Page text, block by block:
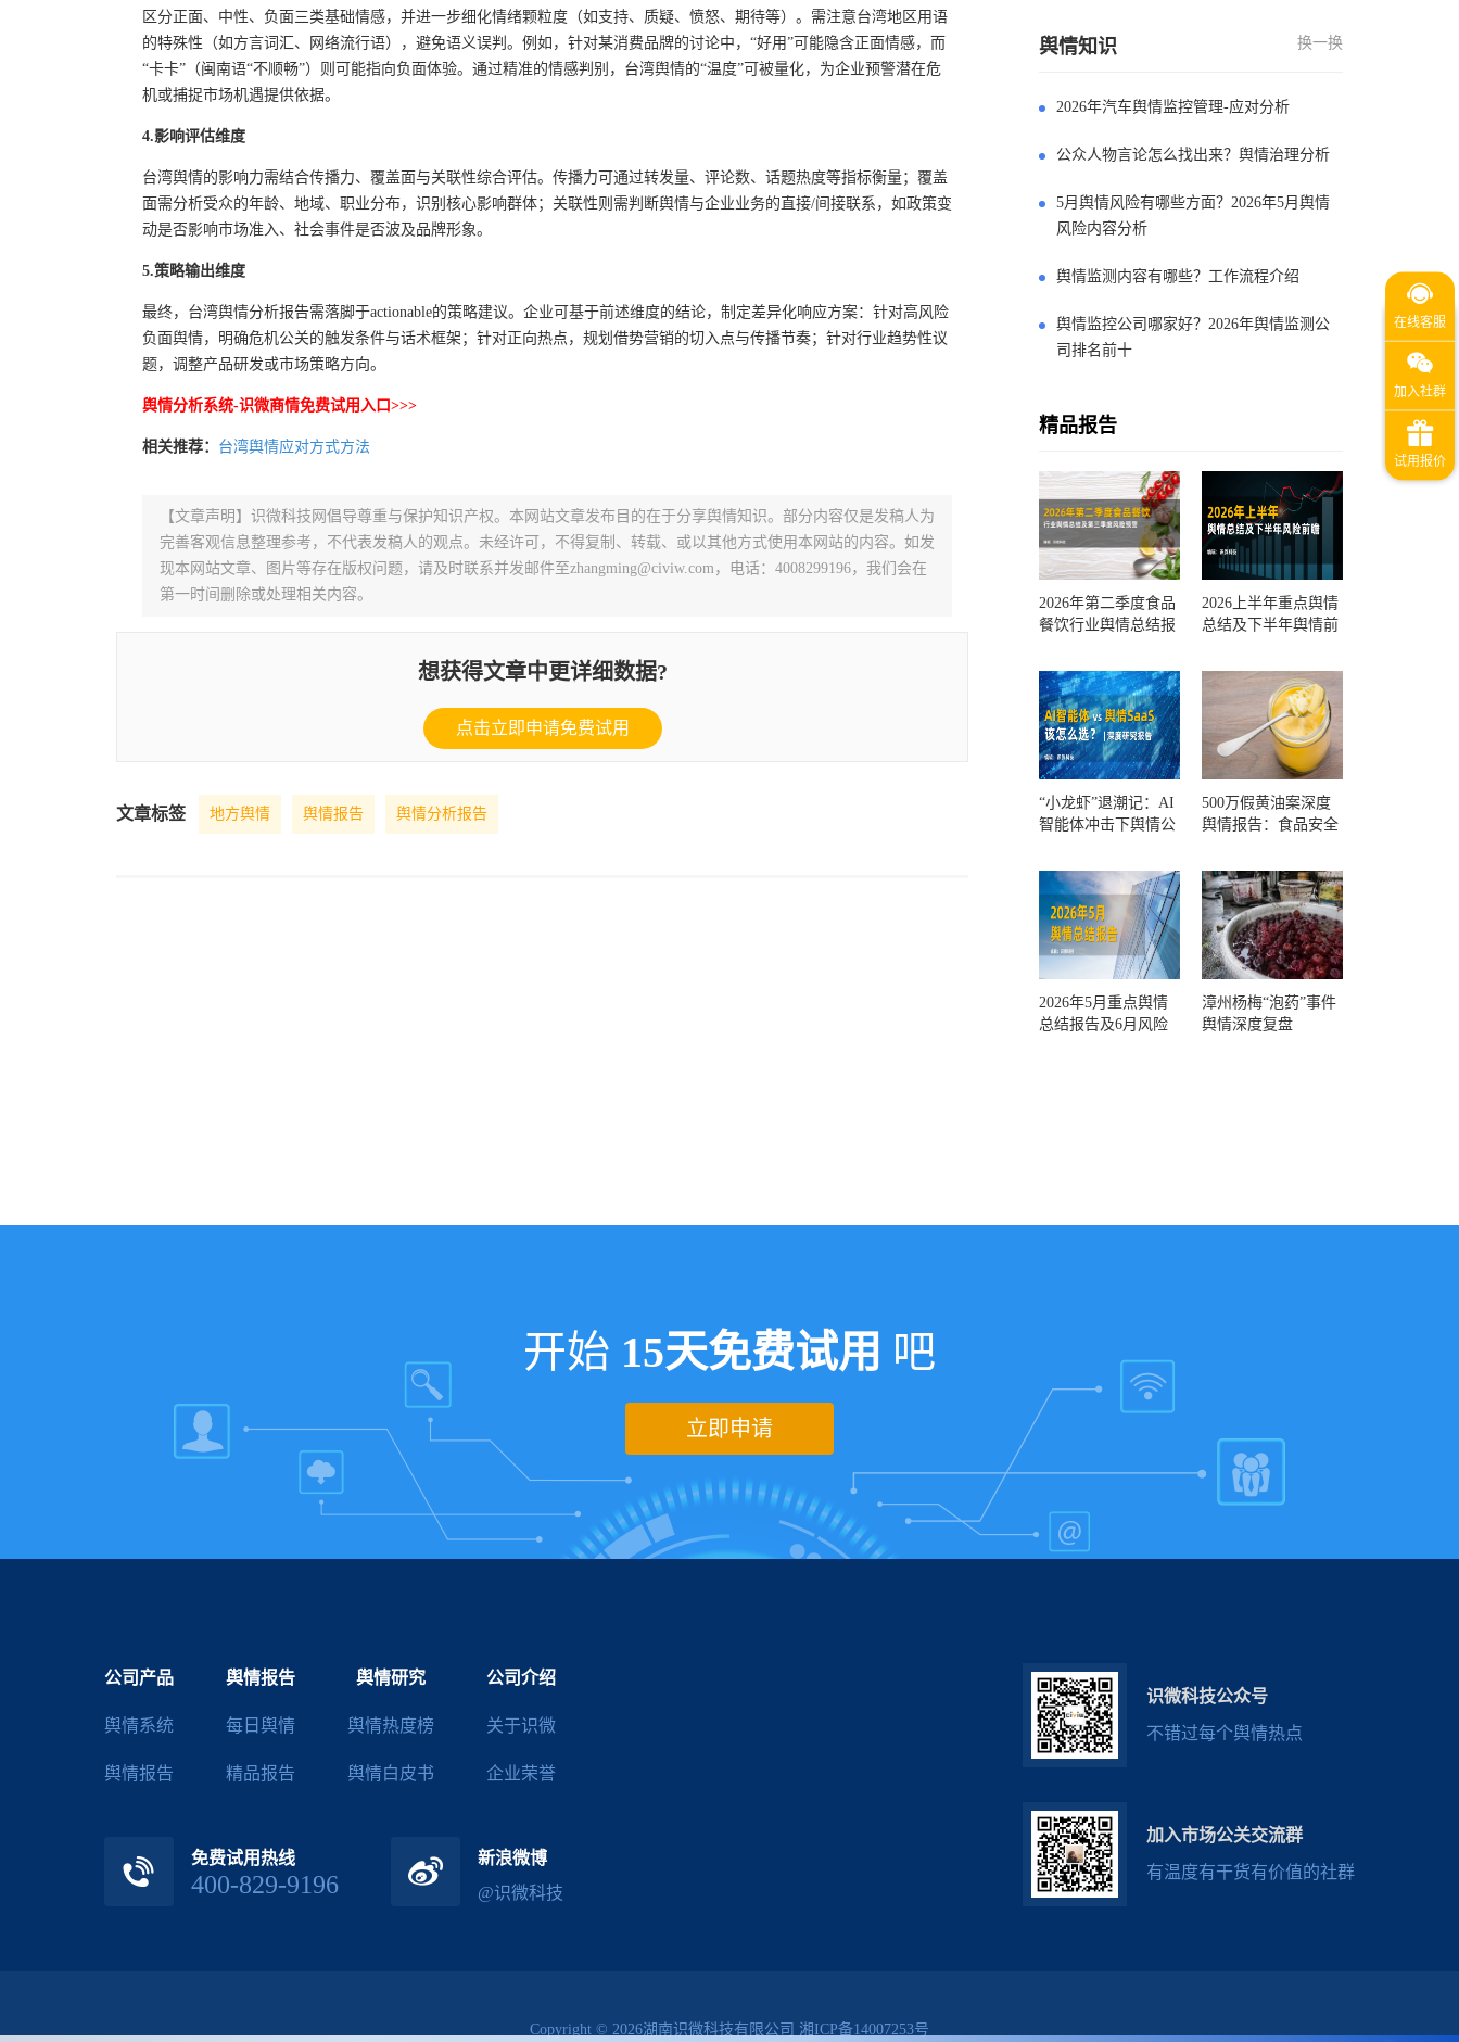
区分正面、中性、负面三类基础情感，并进一步细化情绪颗粒度（如支持、质疑、愤怒、期待等）。需注意台湾地区用语
的特殊性（如方言词汇、网络流行语），避免语义误判。例如，针对某消费品牌的讨论中，“好用”可能隐含正面情感，而
“卡卡”（闽南语“不顺畅”）则可能指向负面体验。通过精准的情感判别，台湾舆情的“温度”可被量化，为企业预警潜在危
机或捕捉市场机遇提供依据。
4.影响评估维度
台湾舆情的影响力需结合传播力、覆盖面与关联性综合评估。传播力可通过转发量、评论数、话题热度等指标衡量；覆盖
面需分析受众的年龄、地域、职业分布，识别核心影响群体；关联性则需判断舆情与企业业务的直接/间接联系，如政策变
动是否影响市场准入、社会事件是否波及品牌形象。
5.策略输出维度
最终，台湾舆情分析报告需落脚于actionable的策略建议。企业可基于前述维度的结论，制定差异化响应方案：针对高风险
负面舆情，明确危机公关的触发条件与话术框架；针对正向热点，规划借势营销的切入点与传播节奏；针对行业趋势性议
题，调整产品研发或市场策略方向。
舆情分析系统-识微商情免费试用入口>>>
相关推荐： 台湾舆情应对方式方法
【文章声明】识微科技网倡导尊重与保护知识产权。本网站文章发布目的在于分享舆情知识。部分内容仅是发稿人为
完善客观信息整理参考，不代表发稿人的观点。未经许可，不得复制、转载、或以其他方式使用本网站的内容。如发
现本网站文章、图片等存在版权问题，请及时联系并发邮件至zhangming@civiw.com，电话：4008299196，我们会在
第一时间删除或处理相关内容。
想获得文章中更详细数据?
点击立即申请免费试用
文章标签 地方舆情 舆情报告 舆情分析报告
舆情知识 换一换
2026年汽车舆情监控管理-应对分析
公众人物言论怎么找出来？舆情治理分析
5月舆情风险有哪些方面？2026年5月舆情
风险内容分析
舆情监测内容有哪些？工作流程介绍
舆情监控公司哪家好？2026年舆情监测公
司排名前十
精品报告
2026年第二季度食品
餐饮行业舆情总结报
测
2026上半年重点舆情
总结及下半年舆情前
“小龙虾”退潮记：AI
智能体冲击下舆情公
500万假黄油案深度
舆情报告：食品安全
一环？
2026年5月重点舆情
总结报告及6月风险
漳州杨梅“泡药”事件
舆情深度复盘
开始 15天免费试用 吧
立即申请
公司产品
舆情系统
舆情报告
舆情报告
每日舆情
精品报告
舆情研究
舆情热度榜
舆情白皮书
公司介绍
关于识微
企业荣誉
免费试用热线
400-829-9196
新浪微博
@识微科技
识微科技公众号
不错过每个舆情热点
加入市场公关交流群
有温度有干货有价值的社群
Copyright © 2026湖南识微科技有限公司 湘ICP备14007253号